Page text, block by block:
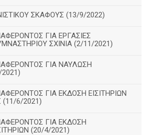
ΣΚΑΦΟΥΣ (13/9/2022)
ΓΙΑ ΕΡΓΑΣΙΕΣ
ΣΧΙΝΙΑ (2/11/2021)
ΓΙΑ ΝΑΥΛΩΣΗ
ΓΙΑ ΕΚΔΟΣΗ ΕΙΣΙΤΗΡΙΩΝ
6/2021)
ΓΙΑ ΕΚΔΟΣΗ
(20/4/2021)